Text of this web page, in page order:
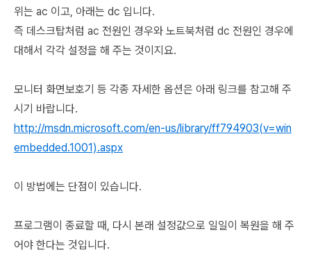
위는 ac 이고, 아래는 dc 입니다.
즉 데스크탑처럼 ac 전원인 경우와 노트북처럼 dc 전원인 경우에
대해서 각각 설정을 해 주는 것이지요.
모니터 화면보호기 등 각종 자세한 옵션은 아래 링크를 참고해 주
시기 바랍니다.
http://msdn.microsoft.com/en-us/library/ff794903(v=win
embedded.1001).aspx
이 방법에는 단점이 있습니다.
프로그램이 종료할 때, 다시 본래 설정값으로 일일이 복원을 해 주
어야 한다는 것입니다.